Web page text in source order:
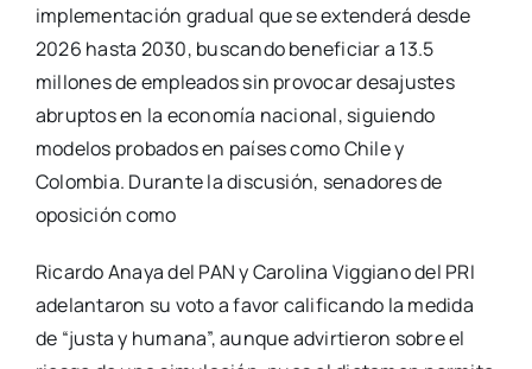
implementación gradual que se extenderá desde
2026 hasta 2030, buscando beneficiar a 13.5
millones de empleados sin provocar desajustes
abruptos en la economía nacional, siguiendo
modelos probados en países como Chile y
Colombia. Durante la discusión, senadores de
oposición como
Ricardo Anaya del PAN y Carolina Viggiano del PRI
adelantaron su voto a favor calificando la medida
de “justa y humana”, aunque advirtieron sobre el